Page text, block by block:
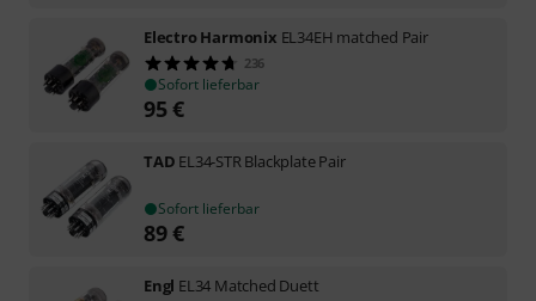
Electro Harmonix EL34EH matched Pair
236
Sofort lieferbar
95€
TAD EL34-STR Blackplate Pair
Sofort lieferbar
89€
Engl EL34 Matched Duett